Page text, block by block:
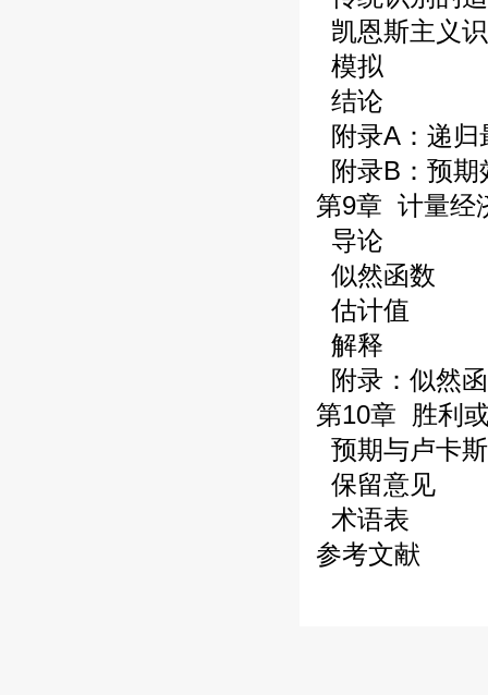
凯恩斯主义
模拟
结论
附录A：递归
附录B：预期
第9章 计量经
导论
似然函数
估计值
解释
附录：似然
第10章 胜利
预期与卢卡
保留意见
术语表
参考文献